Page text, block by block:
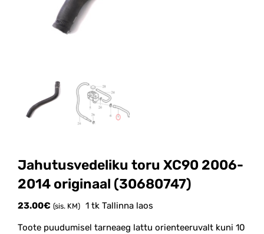
Jahutusvedeliku toru XC90 2006-
2014 originaal (30680747)
23.00€ (sis. KM) 1 tk Tallinna laos
Toote puudumisel tarneaeg lattu orienteeruvalt kuni 10